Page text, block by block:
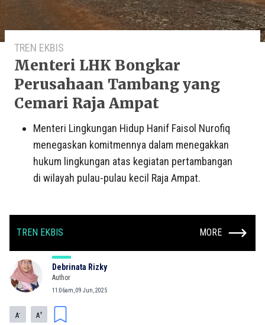
TREN EKBIS
Menteri LHK Bongkar
Perusahaan Tambang yang
Cemari Raja Ampat
Menteri Lingkungan Hidup Hanif Faisol Nurofiq
menegaskan komitmennya dalam menegakkan
hukum lingkungan atas kegiatan pertambangan
di wilayah pulau-pulau kecil Raja Ampat.
TREN EKBIS MORE
Debrinata Rizky
Author
11:06am, 09 Jun, 2025
A- A+